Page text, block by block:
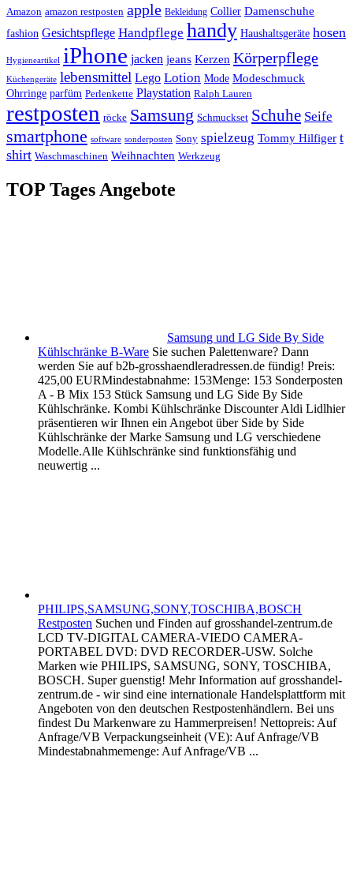
Amazon amazon restposten apple Bekleidung Collier Damenschuhe
fashion Gesichtspflege Handpflege handy Haushaltsgeräte hosen
Hygieneartikel iPhone jacken jeans Kerzen Körperpflege
Küchengeräte lebensmittel Lego Lotion Mode Modeschmuck
Ohrringe parfüm Perlenkette Playstation Ralph Lauren
restposten röcke Samsung Schmuckset Schuhe Seife
smartphone software sonderposten Sony spielzeug Tommy Hilfiger t
shirt Waschmaschinen Weihnachten Werkzeug
TOP Tages Angebote
Samsung und LG Side By Side
Kühlschränke B-Ware Sie suchen Palettenware? Dann
werden Sie auf b2b-grosshaendleradressen.de fündig! Preis:
425,00 EURMindestabnahme: 153Menge: 153 Sonderposten
A - B Mix 153 Stück Samsung und LG Side By Side
Kühlschränke. Kombi Kühlschränke Discounter Aldi Lidlhier
präsentieren wir Ihnen ein Angebot über Side by Side
Kühlschränke der Marke Samsung und LG verschiedene
Modelle.Alle Kühlschränke sind funktionsfähig und
neuwertig ...
PHILIPS,SAMSUNG,SONY,TOSCHIBA,BOSCH
Restposten Suchen und Finden auf grosshandel-zentrum.de
LCD TV-DIGITAL CAMERA-VIEDO CAMERA-
PORTABEL DVD: DVD RECORDER-USW. Solche
Marken wie PHILIPS, SAMSUNG, SONY, TOSCHIBA,
BOSCH. Super guenstig! Mehr Information auf grosshandel-
zentrum.de - wir sind eine internationale Handelsplattform mit
Angeboten von den deutschen Restpostenhändlern. Bei uns
findest Du Markenware zu Hammerpreisen! Nettopreis: Auf
Anfrage/VB Verpackungseinheit (VE): Auf Anfrage/VB
Mindestabnahmemenge: Auf Anfrage/VB ...